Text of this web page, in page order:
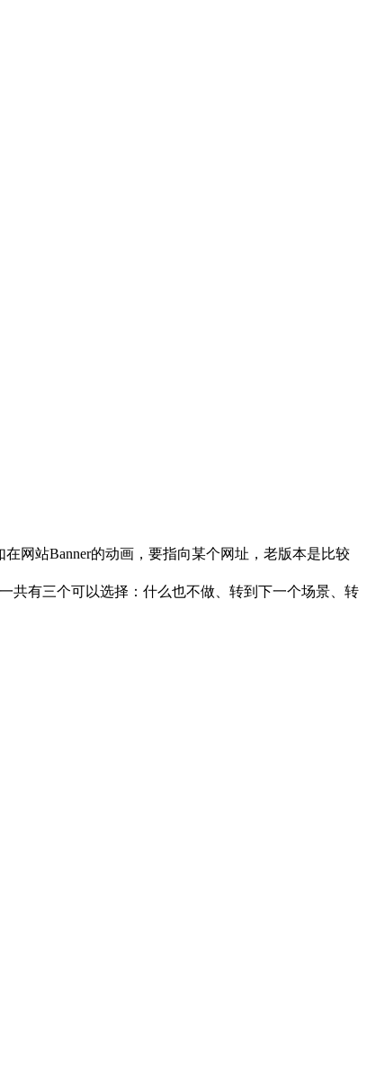
网站Banner的动画，要指向某个网址，老版本是比较
有三个可以选择：什么也不做、转到下一个场景、转